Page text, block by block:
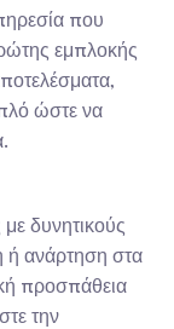
που
εμπλοκής
ώστε να
με δυνητικούς
ή ανάρτηση στα
προσπάθεια
την